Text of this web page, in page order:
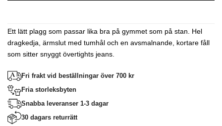
Ett lätt plagg som passar lika bra på gymmet som på stan. Hel
dragkedja, ärmslut med tumhål och en avsmalnande, kortare fåll
som sitter snyggt övertights jeans.
Fri frakt vid beställningar över 700 kr
Fria storleksbyten
Snabba leveranser 1-3 dagar
30 dagars returrätt